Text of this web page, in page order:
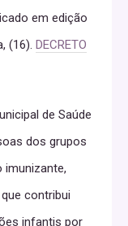
em edição
(16). DECRETO
de Saúde
dos grupos
imunizante,
contribui
infantis por